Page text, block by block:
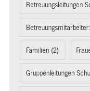
Betreuungsleitungen
Familien (2)
Gruppenleitungen